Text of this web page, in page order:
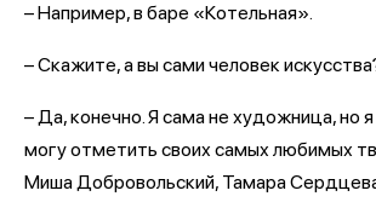
– Например, в баре «Котельная».
– Скажите, а вы сами человек
– Да, конечно. Я сама не художница, но
могу отметить своих самых любимых
Миша Добровольский, Тамара